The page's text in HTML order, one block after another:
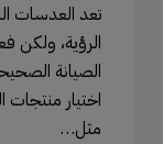
تعد العدسات
الرؤية، ولكن
الصيانة
اختيار منتجات
مثل…